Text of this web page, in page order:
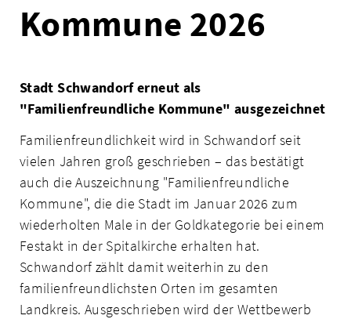
Kommune 2026
Stadt Schwandorf erneut als
"Familienfreundliche Kommune" ausgezeichnet
Familienfreundlichkeit wird in Schwandorf seit
vielen Jahren groß geschrieben – das bestätigt
auch die Auszeichnung "Familienfreundliche
Kommune", die die Stadt im Januar 2026 zum
wiederholten Male in der Goldkategorie bei einem
Festakt in der Spitalkirche erhalten hat.
Schwandorf zählt damit weiterhin zu den
familienfreundlichsten Orten im gesamten
Landkreis. Ausgeschrieben wird der Wettbewerb